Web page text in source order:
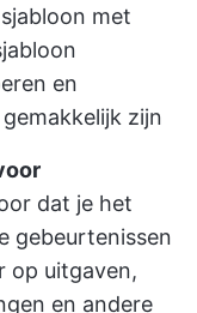
met
en
zijn
dat je het
gebeurtenissen
op uitgaven,
en andere